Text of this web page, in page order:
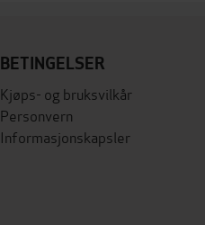
BETINGELSER
Kjøps- og bruksvilkår
Personvern
Informasjonskapsler